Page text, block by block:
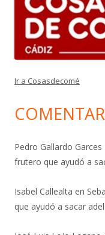
Ir a Cosasdecomé
Pedro Gallardo Garces
frutero que ayudó a
Isabel Callealta en
que ayudó a sacar